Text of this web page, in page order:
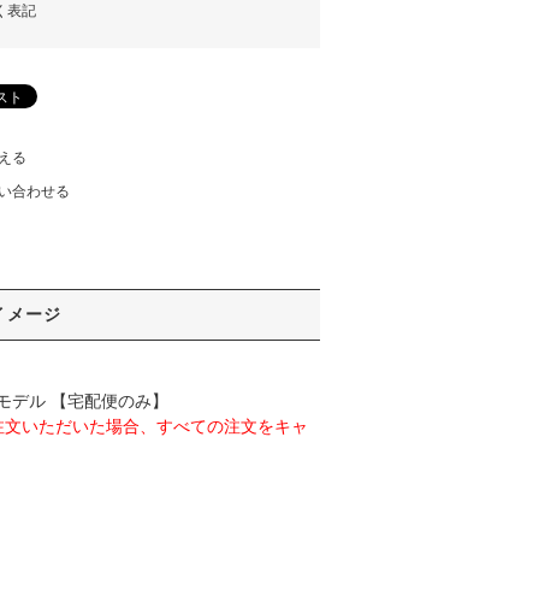
表記
る
合わせる
メージ
ル 【宅配便のみ】
いただいた場合、すべての注文をキャ